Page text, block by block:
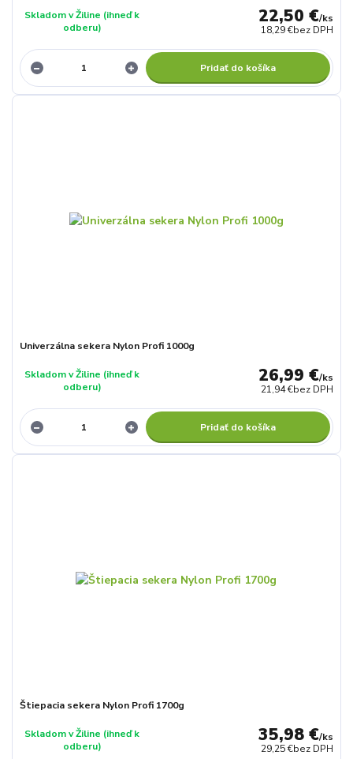
22,50 €/ks
18,29 €bez DPH
Skladom v Žiline (ihneď k
odberu)
Pridať do košíka
Univerzálna sekera Nylon Profi 1000g
26,99 €/ks
21,94 €bez DPH
Skladom v Žiline (ihneď k
odberu)
Pridať do košíka
Štiepacia sekera Nylon Profi 1700g
35,98 €/ks
29,25 €bez DPH
Skladom v Žiline (ihneď k
odberu)